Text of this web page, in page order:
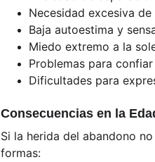
Necesidad excesiva
Baja autoestima y
Miedo extremo a la
Problemas para
Dificultades para
Consecuencias en la
Si la herida del abandono
formas: